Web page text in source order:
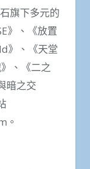
旗下多元的
》、《放置
》、《天堂
、《二之
暗之交
。